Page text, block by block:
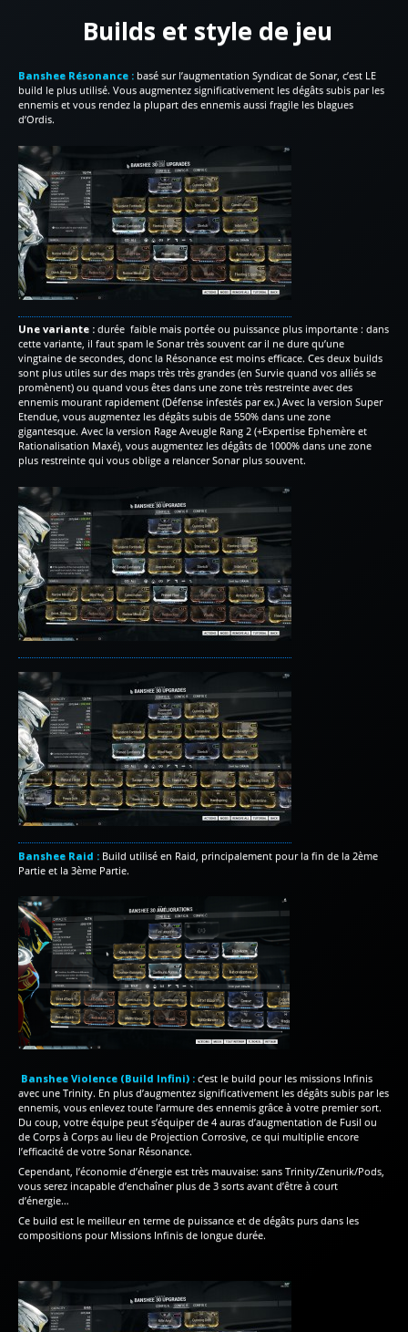
Builds et style de jeu
Banshee Résonance : basé sur l’augmentation Syndicat de Sonar, c’est LE
build le plus utilisé. Vous augmentez significativement les dégâts subis par les
ennemis et vous rendez la plupart des ennemis aussi fragile les blagues
d’Ordis.
Une variante : durée faible mais portée ou puissance plus importante : dans
cette variante, il faut spam le Sonar très souvent car il ne dure qu’une
vingtaine de secondes, donc la Résonance est moins efficace. Ces deux builds
sont plus utiles sur des maps très très grandes (en Survie quand vos alliés se
promènent) ou quand vous êtes dans une zone très restreinte avec des
ennemis mourant rapidement (Défense infestés par ex.) Avec la version Super
Etendue, vous augmentez les dégâts subis de 550% dans une zone
gigantesque. Avec la version Rage Aveugle Rang 2 (+Expertise Ephemère et
Rationalisation Maxé), vous augmentez les dégâts de 1000% dans une zone
plus restreinte qui vous oblige a relancer Sonar plus souvent.
Banshee Raid : Build utilisé en Raid, principalement pour la fin de la 2ème
Partie et la 3ème Partie.
Banshee Violence (Build Infini) : c’est le build pour les missions Infinis
avec une Trinity. En plus d’augmentez significativement les dégâts subis par les
ennemis, vous enlevez toute l’armure des ennemis grâce à votre premier sort.
Du coup, votre équipe peut s’équiper de 4 auras d’augmentation de Fusil ou
de Corps à Corps au lieu de Projection Corrosive, ce qui multiplie encore
l’efficacité de votre Sonar Résonance.
Cependant, l’économie d’énergie est très mauvaise: sans Trinity/Zenurik/Pods,
vous serez incapable d’enchaîner plus de 3 sorts avant d’être à court
d’énergie…
Ce build est le meilleur en terme de puissance et de dégâts purs dans les
compositions pour Missions Infinis de longue durée.